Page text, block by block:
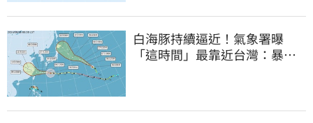
白海豚持續逼近！氣象署曝
「這時間」最靠近台灣：暴風